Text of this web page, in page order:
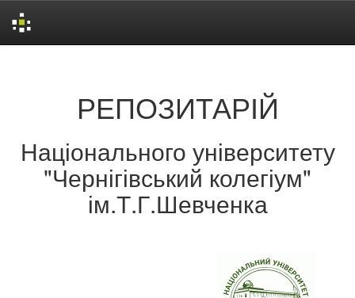
РЕПОЗИТАРІЙ
Національного університету
"Чернігівський колегіум"
ім.Т.Г.Шевченка